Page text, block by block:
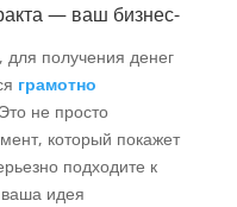
— ваш бизнес-
получения денег
грамотно
не просто
который покажет
подходите к
идея